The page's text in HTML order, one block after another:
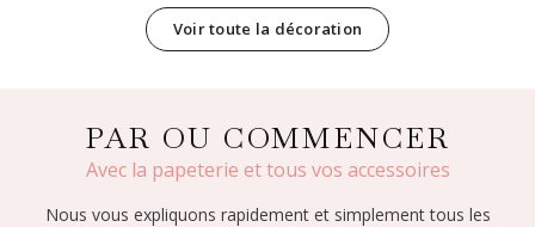
Voir toute la décoration
PAR OU COMMENCER
Avec la papeterie et tous vos accessoires
Nous vous expliquons rapidement et simplement tous les